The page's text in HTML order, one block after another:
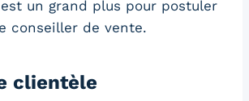
est un grand plus pour postuler
conseiller de vente.
clientèle